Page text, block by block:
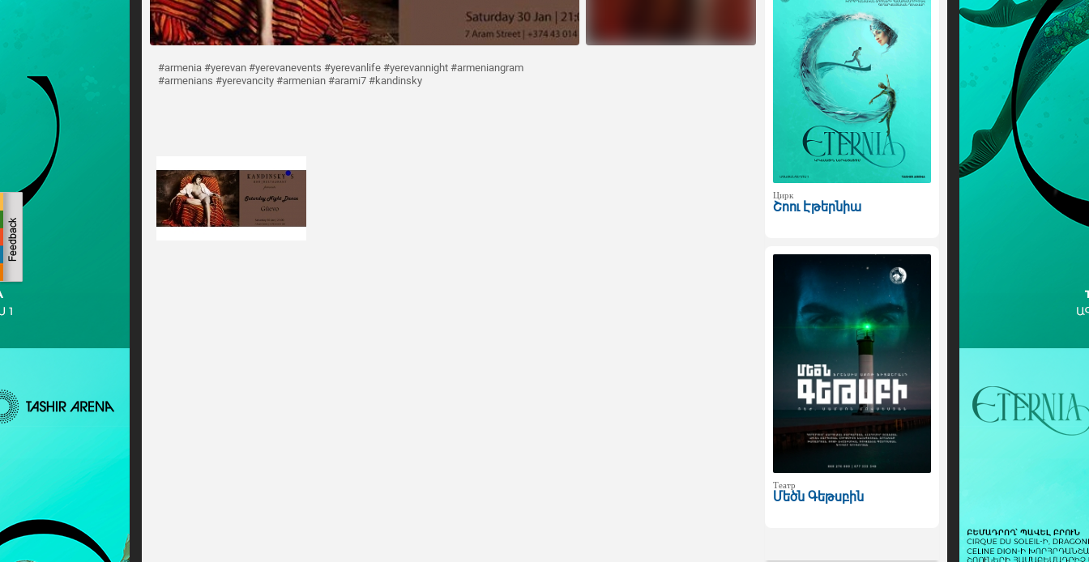
#armenia #yerevan #yerevanevents #yerevanlife #yerevannight #armeniangram
#armenians #yerevancity #armenian #arami7 #kandinsky
Цирк
Շոու Էթերնիա
Театр
Մեծն Գեթսբին